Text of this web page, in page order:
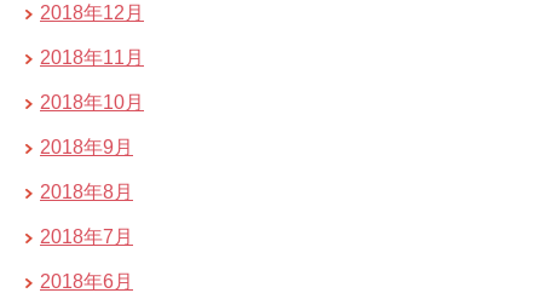
2018年12月
2018年11月
2018年10月
2018年9月
2018年8月
2018年7月
2018年6月